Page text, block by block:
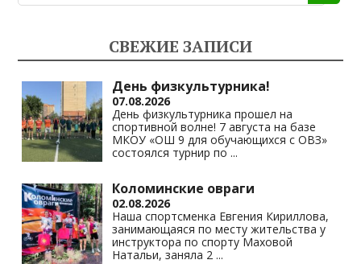
o
as
s
ni
ki
gr
a
m
s
A
p
p
y
Li
n
k
СВЕЖИЕ ЗАПИСИ
День физкультурника!
07.08.2026
День физкультурника прошел на
спортивной волне! 7 августа на базе
МКОУ «ОШ 9 для обучающихся с ОВЗ»
состоялся турнир по ...
Коломинские овраги
02.08.2026
Наша спортсменка Евгения Кириллова,
занимающаяся по месту жительства у
инструктора по спорту Маховой
Натальи, заняла 2 ...